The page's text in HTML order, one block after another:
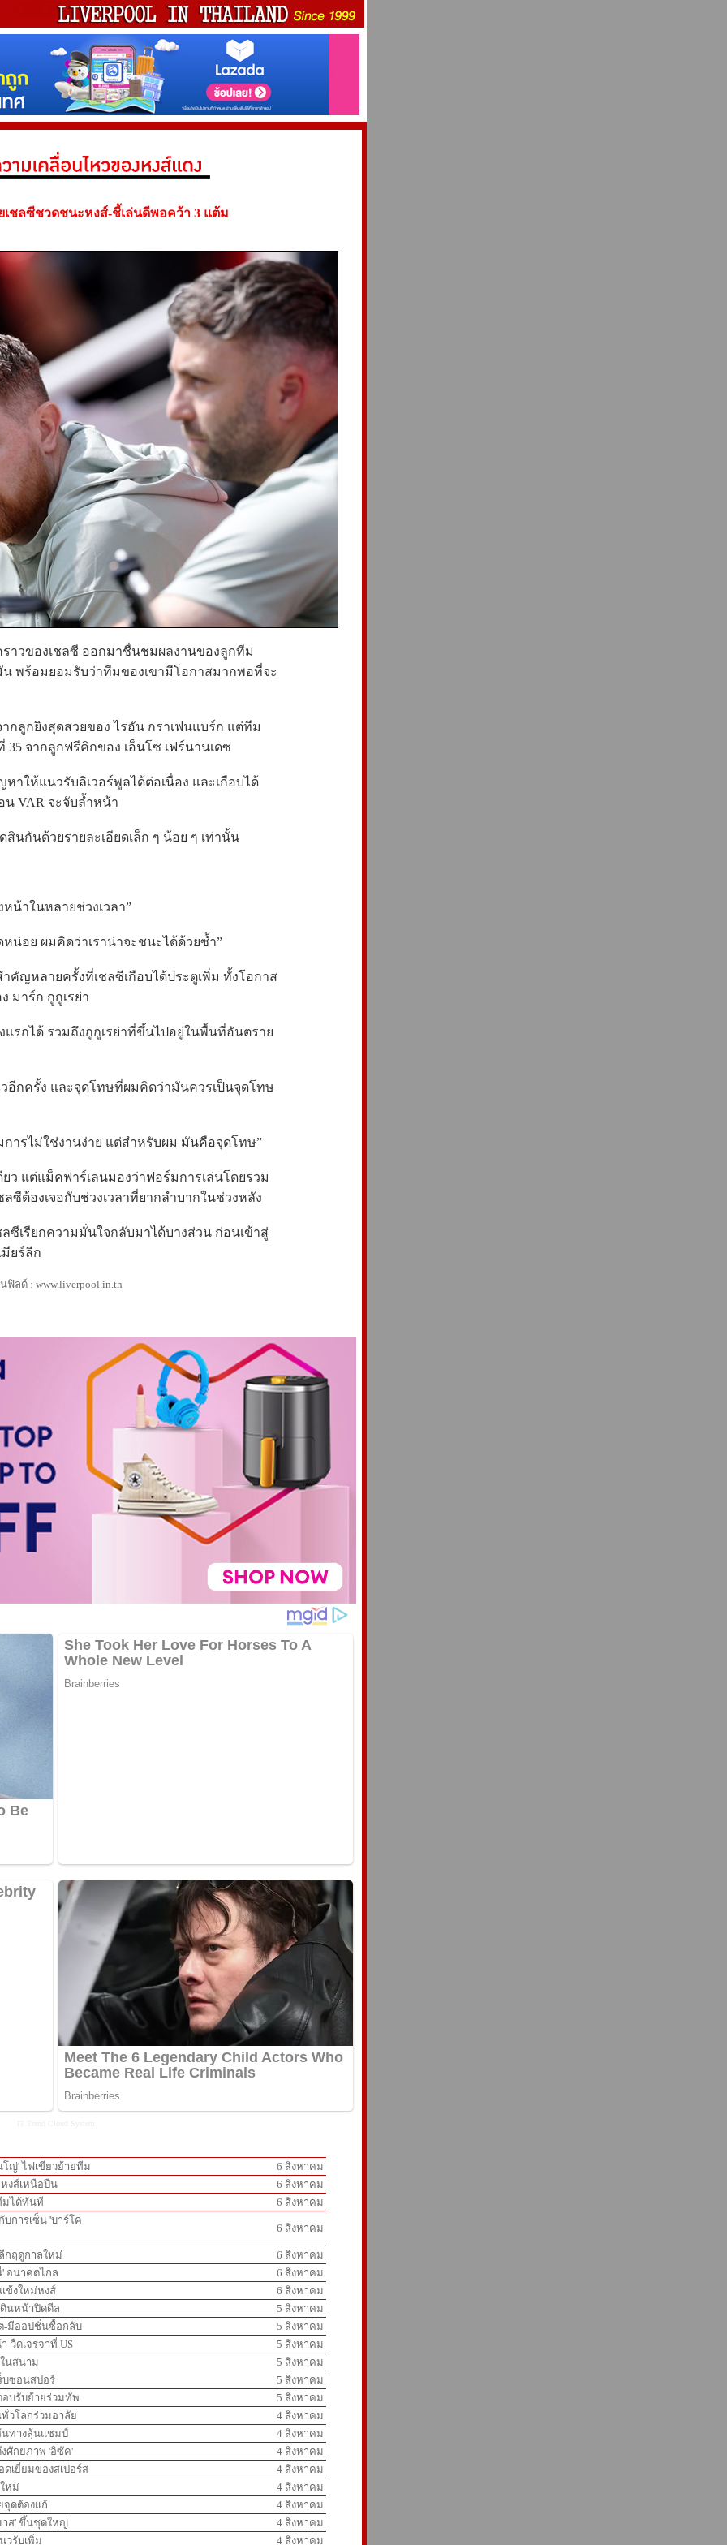
เชลซีชวดชนะหงส์-ชี้เล่นดีพอคว้า 3 แต้ม
าวของเชลซี ออกมาชื่นชมผลงานของลูกทีม
พร้อมยอมรับว่าทีมของเขามีโอกาสมากพอที่จะ
กลูกยิงสุดสวยของ ไรอัน กราเฟนแบร์ก แต่ทีม
จากลูกฟรีคิกของ เอ็นโซ เฟร์นานเดซ
หาให้แนวรับลิเวอร์พูลได้ต่อเนื่อง และเกือบได้
น VAR จะจับล้ำหน้า
นกันด้วยรายละเอียดเล็ก ๆ น้อย ๆ เท่านั้น
น้าในหลายช่วงเวลา”
หน่อย ผมคิดว่าเราน่าจะชนะได้ด้วยซ้ำ”
คัญหลายครั้งที่เชลซีเกือบได้ประตูเพิ่ม ทั้งโอกาส
มาร์ก กูกูเรย่า
แรกได้ รวมถึงกูกูเรย่าที่ขึ้นไปอยู่ในพื้นที่อันตราย
อีกครั้ง และจุดโทษที่ผมคิดว่ามันควรเป็นจุดโทษ
ารไม่ใช่งานง่าย แต่สำหรับผม มันคือจุดโทษ”
ยว แต่แม็คฟาร์เลนมองว่าฟอร์มการเล่นโดยรวม
ต้องเจอกับช่วงเวลาที่ยากลำบากในช่วงหลัง
ซีเรียกความมั่นใจกลับมาได้บางส่วน ก่อนเข้าสู่
ยร์ลีก
ลด์ : www.liverpool.in.th
โญ่' ไฟเขียวย้ายทีม
6 สิงหาคม
งส์เหนือปืน
6 สิงหาคม
มได้ทันที
6 สิงหาคม
บการเซ็น 'บาร์โค
6 สิงหาคม
กฤดูกาลใหม่
6 สิงหาคม
' อนาคตไกล
6 สิงหาคม
ข้งใหม่หงส์
6 สิงหาคม
ดินหน้าปิดดีล
5 สิงหาคม
-มีออปชั่นซื้อกลับ
5 สิงหาคม
วืดเจรจาที่ US
5 สิงหาคม
นสนาม
5 สิงหาคม
บซอนสปอร์
5 สิงหาคม
อบรับย้ายร่วมทัพ
5 สิงหาคม
วโลกร่วมอาลัย
4 สิงหาคม
นทางลุ้นแชมป์
4 สิงหาคม
ศักยภาพ 'อิซัค'
4 สิงหาคม
เยี่ยมของสเปอร์ส
4 สิงหาคม
หม่
4 สิงหาคม
จุดต้องแก้
4 สิงหาคม
าส' ขึ้นชุดใหญ่
4 สิงหาคม
วรับเพิ่ม
4 สิงหาคม